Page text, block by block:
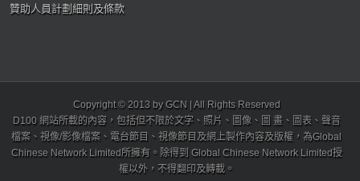
贊助人員計劃細則及條款
Copyright © 2013 by GCN | All Rights Reserved
D100 網站所載的內容，包括但不限於文字、照片、圖像、圖 畫、圖表、聲音
檔案、視像/影像檔案、電台節目、視像節目及網上製作內容及版權，為Global
Chinese Network Limited所擁有。除得到 Global Chinese Network Limited授
權以外，不得翻印及轉載。